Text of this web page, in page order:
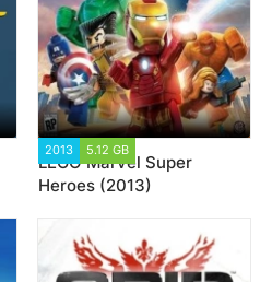
2013 5.12 GB
LEGO Marvel Super
Heroes (2013)